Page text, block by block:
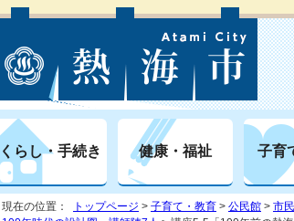
くらし・手続き 健康・福祉 子育
現在の位置： トップページ > 子育て・教育 > 公民館 > 市